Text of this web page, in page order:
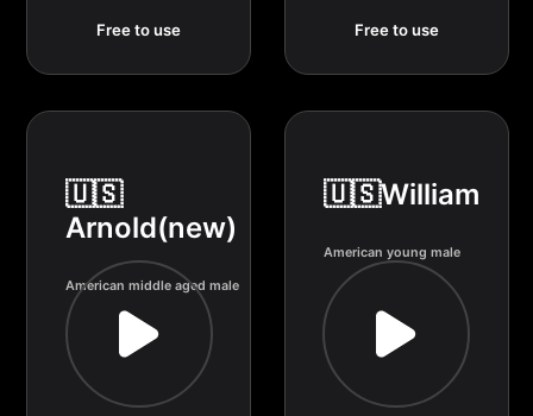
Free to use Free to use
🇺🇸
Arnold(new)
American middle aged male
🇺🇸William
American young male